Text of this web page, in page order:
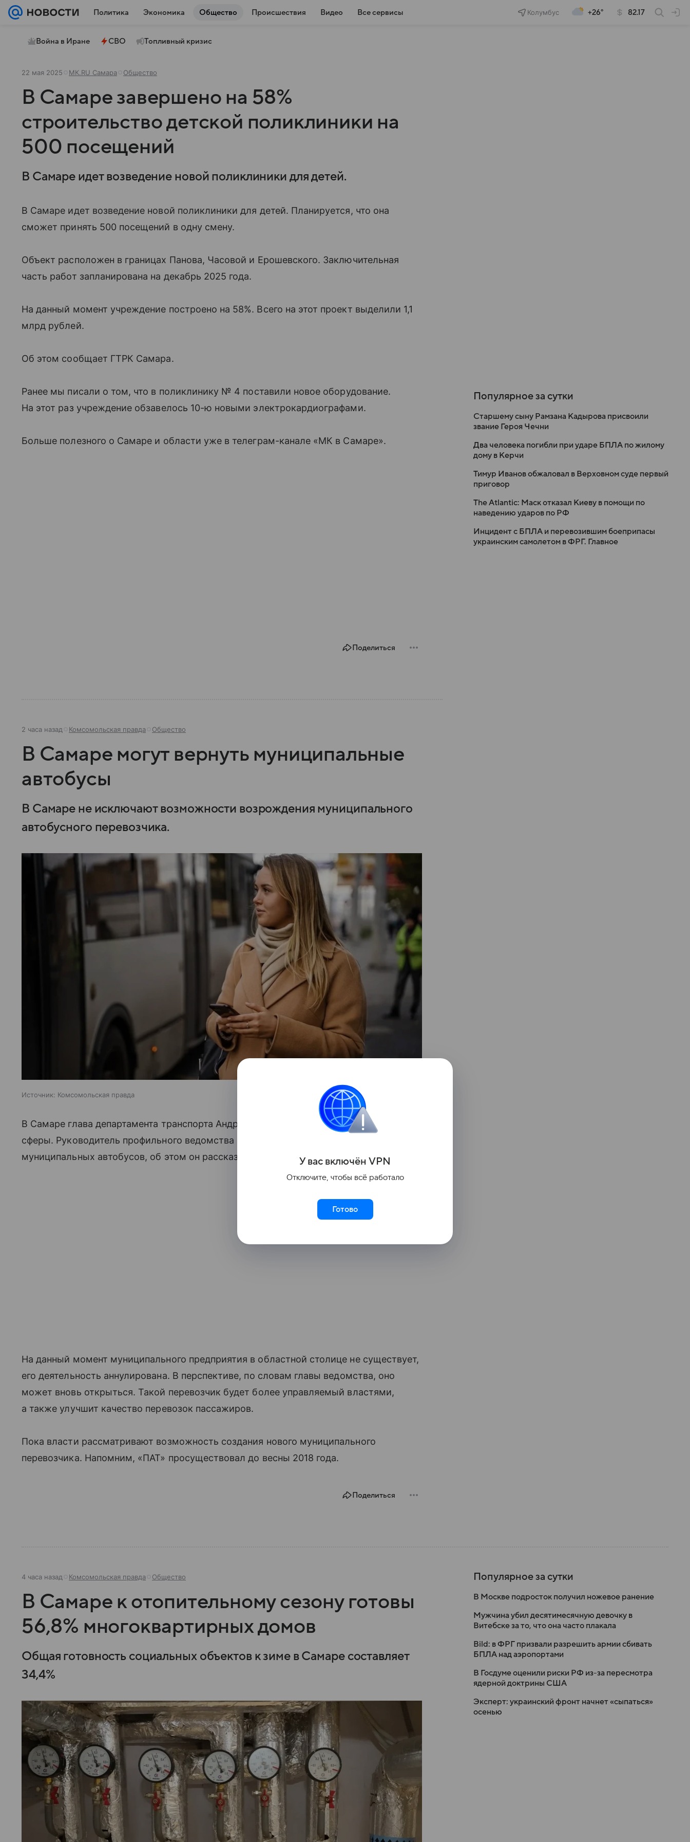
Политика Экономика Общество Происшествия Видео Все сервисы Колумбус +26° 82.17
Война в Иране СВО Топливный кризис
22 мая 2025 МК.RU Самара Общество
В Самаре завершено на 58%
строительство детской поликлиники на
500 посещений
В Самаре идет возведение новой поликлиники для детей.
В Самаре идет возведение новой поликлиники для детей. Планируется, что она
сможет принять 500 посещений в одну смену.
Объект расположен в границах Панова, Часовой и Ерошевского. Заключительная
часть работ запланирована на декабрь 2025 года.
На данный момент учреждение построено на 58%. Всего на этот проект выделили 1,1
млрд рублей.
Об этом сообщает ГТРК Самара.
Ранее мы писали о том, что в поликлинику № 4 поставили новое оборудование.
На этот раз учреждение обзавелось 10-ю новыми электрокардиографами.
Больше полезного о Самаре и области уже в телеграм-канале «МК в Самаре».
Поделиться
2 часа назад Комсомольская правда Общество
В Самаре могут вернуть муниципальные
автобусы
В Самаре не исключают возможности возрождения муниципального
автобусного перевозчика.
Источник: Комсомольская правда
В Самаре глава департамента транспорта Андрей Карпочев рассказал о развитии
сферы. Руководитель профильного ведомства не исключает возрождение
муниципальных автобусов, об этом он рассказал в интервью 63ру.
На данный момент муниципального предприятия в областной столице не существует,
его деятельность аннулирована. В перспективе, по словам главы ведомства, оно
может вновь открыться. Такой перевозчик будет более управляемый властями,
а также улучшит качество перевозок пассажиров.
Пока власти рассматривают возможность создания нового муниципального
перевозчика. Напомним, «ПАТ» просуществовал до весны 2018 года.
Поделиться
Популярное за сутки
Старшему сыну Рамзана Кадырова присвоили
звание Героя Чечни
Два человека погибли при ударе БПЛА по жилому
дому в Керчи
Тимур Иванов обжаловал в Верховном суде первый
приговор
The Atlantic: Маск отказал Киеву в помощи по
наведению ударов по РФ
Инцидент с БПЛА и перевозившим боеприпасы
украинским самолетом в ФРГ. Главное
4 часа назад Комсомольская правда Общество
В Самаре к отопительному сезону готовы
56,8% многоквартирных домов
Общая готовность социальных объектов к зиме в Самаре составляет
34,4%
Популярное за сутки
В Москве подросток получил ножевое ранение
Мужчина убил десятимесячную девочку в
Витебске за то, что она часто плакала
Bild: в ФРГ призвали разрешить армии сбивать
БПЛА над аэропортами
В Госдуме оценили риски РФ из-за пересмотра
ядерной доктрины США
Эксперт: украинский фронт начнет «сыпаться»
осенью
У вас включён VPN
Отключите, чтобы всё работало
Готово